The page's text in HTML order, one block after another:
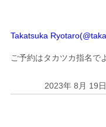
Takatsuka
ご予約はタカツカ指名で
2023年 8月 19